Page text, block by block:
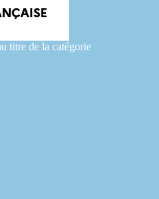
titre de la catégorie